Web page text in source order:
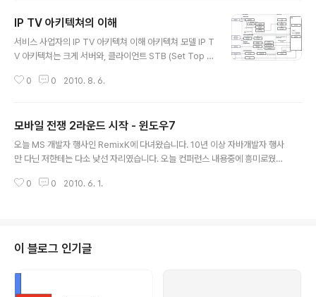
게 활용해야 하는지, 그리고 이런 지표를 수집 분석하기 위
한 도구들에 대해서 설명하도록 한다. 모바일 서비스에서
단계별 사용자 흐름 먼저 지표를 이해하기 전에, 사용자가
지 어떤 흐름을 거치는지에 대해서 살펴볼 필요가 있다. 여
IP TV 아키텍쳐의 이해
서비스 사업자의 IP TV 아키텍쳐 이해 아키텍쳐 모델 IP T
V 아키텍쳐는 크게 서버와, 클라이언트 STB (Set Top B
와 중계 센터) 서버 쪽은 중앙 방송 센터와 각 지역을 커버
컨텐츠에 대한 중계를 주요 역할을 목적으로 하며, 중앙 방
송 센터와 중계 센터 사이는 고속 Private 네트워크를 통
해서 연결이 되어 있다. 중계 센터에서는 각 가정으로 Qos
공하며, VOD 서비스의 Latency를 낮추기 위해서 CDN
0 0 2010. 8. 6.
모바일 전쟁 2라운드 시작 - 윈도우7
오늘 MS 개발자 행사인 RemixK에 다녀왔습니다. 10년 이상 자바개발자 행사
만 다닌 저한테는 다소 낮선 자리였습니다. 오늘 컨퍼런스 내용중에 흥미로웠던
만. Feature들이 흥미로워서 이야기 해봅니다. 크게 개발환경이 SilverLight
반의 안드로이드 개발환경을 맛본 저로써는 다소 신선했습니다. 저작도구 답게
UI프로그래밍이나 이펙트가 매우매우 쉽습니다. 아마 아이디어만 있다면 웹디
자이..
0 0 2010. 6. 1.
이 블로그 인기글